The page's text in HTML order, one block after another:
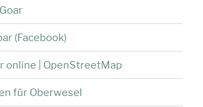
(Facebook)
online | OpenStreetMap
für Oberwesel